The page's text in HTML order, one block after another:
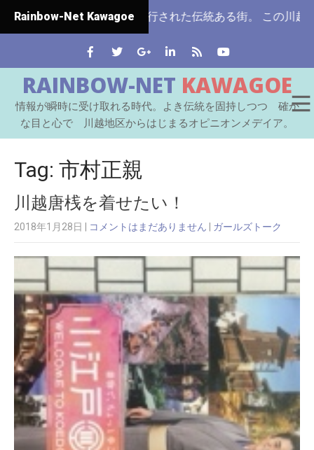
Rainbow-Net Kawagoe
県ではじめて市制施行された伝統ある街。 この川越をはじ
RAINBOW-NET KAWAGOE
情報が瞬時に受け取れる時代。よき伝統を固持しつつ 確か
な目と心で 川越地区からはじまるオピニオンメデイア。
Tag: 市村正親
川越唐桟を着せたい！
2018年1月28日 コメントはまだありません ガールズトーク